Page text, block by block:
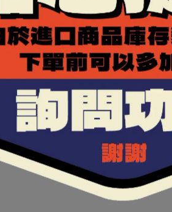
陽鏡，是設計在安全帽內的太
布料，能夠排除體表溼氣，保
性。
方負壓排氣，提升通風效率。